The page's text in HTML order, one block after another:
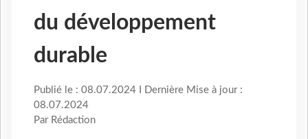
du développement
durable
Publié le : 08.07.2024 I Dernière Mise à jour :
08.07.2024
Par Rédaction